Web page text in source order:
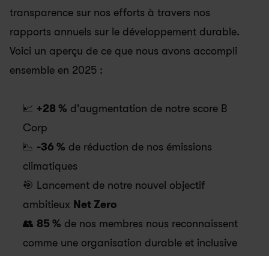
transparence sur nos efforts à travers nos
rapports annuels sur le développement durable.
Voici un aperçu de ce que nous avons accompli
ensemble en 2025 :
📈 +28 % d'augmentation de notre score B
Corp
📉 -36 % de réduction de nos émissions
climatiques
🎯 Lancement de notre nouvel objectif
ambitieux Net Zero
👥 85 % de nos membres nous reconnaissent
comme une organisation durable et inclusive